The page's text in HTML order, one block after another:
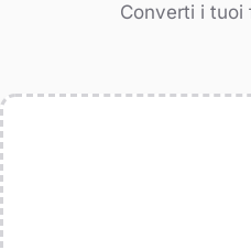
Converti i tuoi